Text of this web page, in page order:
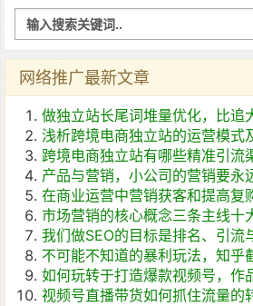
网络推广最新文章
做独立站长尾词堆量优化，比追
浅析跨境电商独立站的运营模式
跨境电商独立站有哪些精准引流
产品与营销，小公司的营销要永
在商业运营中营销获客和提高复
市场营销的核心概念三条主线十
我们做SEO的目标是排名、引流
不可能不知道的暴利玩法，知乎
如何玩转于打造爆款视频号，作
视频号直播带货如何抓住流量的